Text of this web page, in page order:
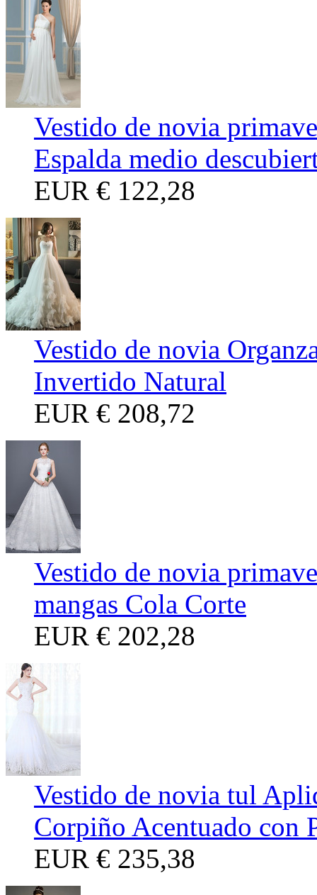
Vestido de novia
Espalda medio
EUR € 122,28
Vestido de novia
Invertido Natural
EUR € 208,72
Vestido de novia
mangas Cola Corte
EUR € 202,28
Vestido de novia tul
Corpiño Acentuado con
EUR € 235,38